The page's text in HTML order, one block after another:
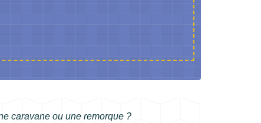
caravane ou une remorque ?